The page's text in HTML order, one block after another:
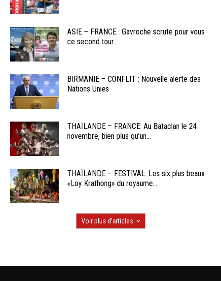
ASIE – FRANCE : Gavroche scrute pour vous
ce second tour...
BIRMANIE – CONFLIT : Nouvelle alerte des
Nations Unies
THAÏLANDE – FRANCE: Au Bataclan le 24
novembre, bien plus qu’un...
THAÏLANDE – FESTIVAL: Les six plus beaux
«Loy Krathong» du royaume...
Voir plus d'articles